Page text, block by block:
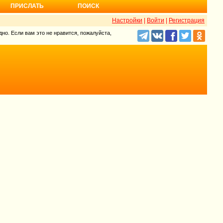
ПРИСЛАТЬ ПОИСК
Настройки Войти Регистрация
Если вам это не нравится, пожалуйста,